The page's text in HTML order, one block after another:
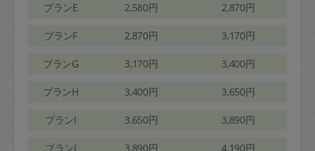
プランE 2,580円 2,870円
プランF 2,870円 3,170円
プランG 3,170円 3,400円
プランH 3,400円 3,650円
プランI 3,650円 3,890円
プランJ 3,890円 4,190円